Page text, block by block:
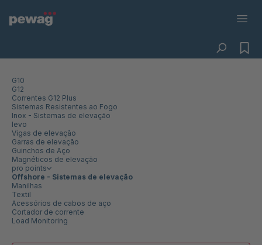
G10
G12
Correntes G12 Plus
Sistemas Resistentes ao Fogo
Inox - Sistemas de elevação
levo
Vigas de elevação
Garras de elevação
Guinchos de Aço
Magnéticos de elevação
pro points
Offshore - Sistemas de elevação
Manilhas
Textil
Acessórios de cabos de aço
Cortador de corrente
Load Monitoring